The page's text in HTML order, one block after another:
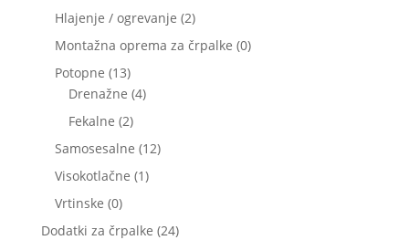
Hlajenje / ogrevanje 22
izdelka
Montažna oprema za črpalke 00
Potopne 1313
izdelkov
Drenažne 44
Fekalne 22
izdelka
Samosesalne 1212
Visokotlačne 11
Vrtinske 00
izdelkov
Dodatki za črpalke 2424